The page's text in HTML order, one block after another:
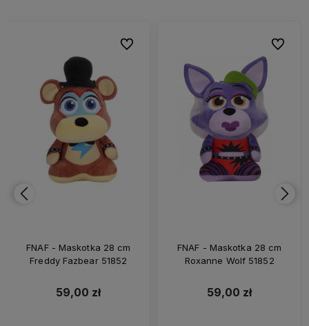
FNAF - Maskotka 28 cm
Freddy Fazbear 51852
59,00 zł
Do ulubionych
FNAF - Maskotka 28 cm
Roxanne Wolf 51852
59,00 zł
Do